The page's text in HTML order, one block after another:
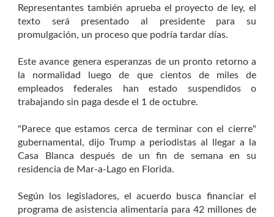
Representantes también aprueba el proyecto de ley, el
texto será presentado al presidente para su
promulgación, un proceso que podría tardar días.
Este avance genera esperanzas de un pronto retorno a
la normalidad luego de que cientos de miles de
empleados federales han estado suspendidos o
trabajando sin paga desde el 1 de octubre.
"Parece que estamos cerca de terminar con el cierre"
gubernamental, dijo Trump a periodistas al llegar a la
Casa Blanca después de un fin de semana en su
residencia de Mar-a-Lago en Florida.
Según los legisladores, el acuerdo busca financiar el
programa de asistencia alimentaria para 42 millones de